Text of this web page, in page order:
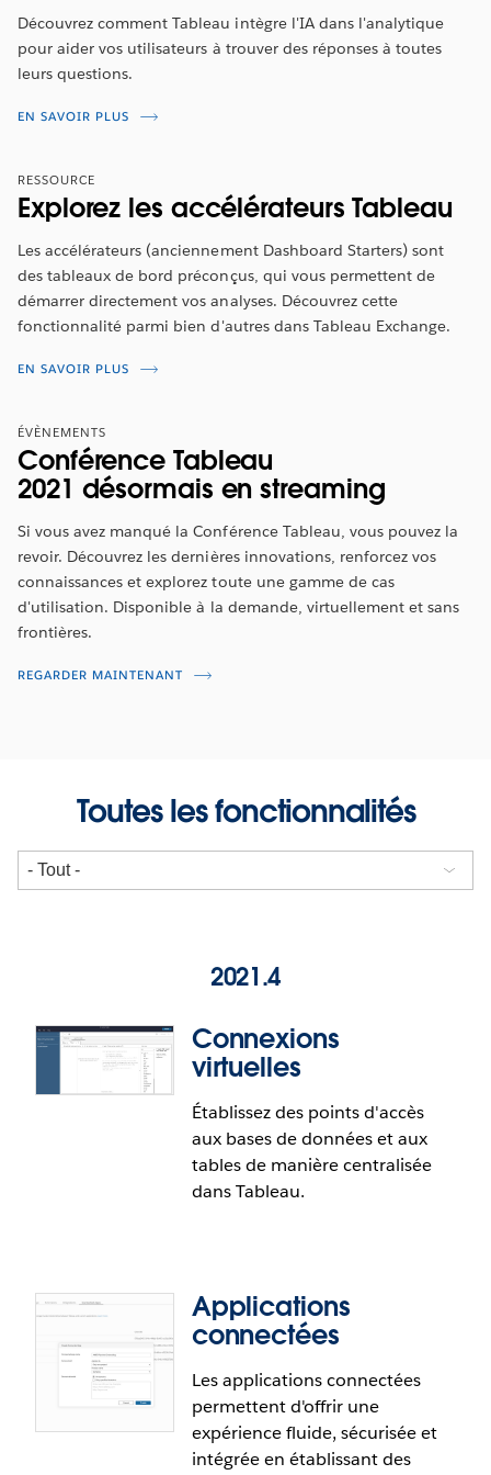
Découvrez comment Tableau intègre l'IA dans l'analytique
pour aider vos utilisateurs à trouver des réponses à toutes
leurs questions.
EN SAVOIR PLUS
RESSOURCE
Explorez les accélérateurs Tableau
Les accélérateurs (anciennement Dashboard Starters) sont
des tableaux de bord préconçus, qui vous permettent de
démarrer directement vos analyses. Découvrez cette
fonctionnalité parmi bien d'autres dans Tableau Exchange.
EN SAVOIR PLUS
ÉVÈNEMENTS
Conférence Tableau
2021 désormais en streaming
Si vous avez manqué la Conférence Tableau, vous pouvez la
revoir. Découvrez les dernières innovations, renforcez vos
connaissances et explorez toute une gamme de cas
d'utilisation. Disponible à la demande, virtuellement et sans
frontières.
REGARDER MAINTENANT
Toutes les fonctionnalités
2021.4
Connexions
virtuelles
Établissez des points d'accès
aux bases de données et aux
tables de manière centralisée
dans Tableau.
Applications
connectées
Les applications connectées
permettent d'offrir une
expérience fluide, sécurisée et
intégrée en établissant des